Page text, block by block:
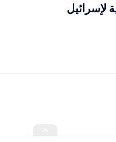
لإسرائيل